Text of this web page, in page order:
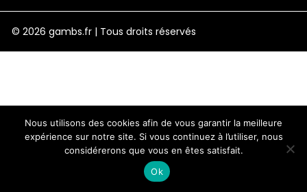
© 2026 gambs.fr | Tous droits réservés
Nous utilisons des cookies afin de vous garantir la meilleure
expérience sur notre site. Si vous continuez à l’utiliser, nous
considérerons que vous en êtes satisfait.
Ok